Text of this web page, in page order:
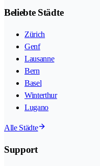
Beliebte Städte
Zürich
Genf
Lausanne
Bern
Basel
Winterthur
Lugano
Alle Städte
Support